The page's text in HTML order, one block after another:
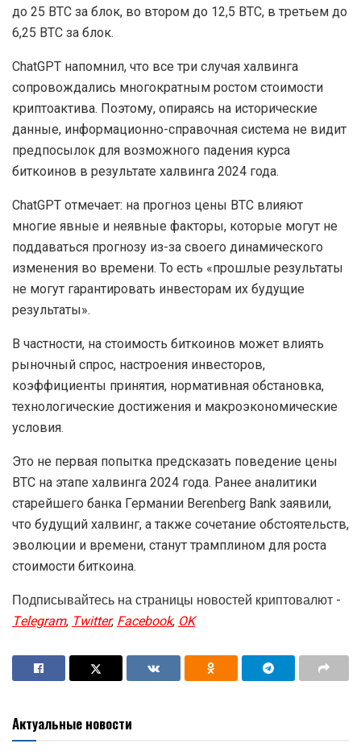
до 25 BTC за блок, во втором до 12,5 BTC, в третьем до
6,25 BTC за блок.
ChatGPT напомнил, что все три случая халвинга
сопровождались многократным ростом стоимости
криптоактива. Поэтому, опираясь на исторические
данные, информационно-справочная система не видит
предпосылок для возможного падения курса
биткоинов в результате халвинга 2024 года.
ChatGPT отмечает: на прогноз цены BTC влияют
многие явные и неявные факторы, которые могут не
поддаваться прогнозу из-за своего динамического
изменения во времени. То есть «прошлые результаты
не могут гарантировать инвесторам их будущие
результаты».
В частности, на стоимость биткоинов может влиять
рыночный спрос, настроения инвесторов,
коэффициенты принятия, нормативная обстановка,
технологические достижения и макроэкономические
условия.
Это не первая попытка предсказать поведение цены
ВТС на этапе халвинга 2024 года. Ранее аналитики
старейшего банка Германии Berenberg Bank заявили,
что будущий халвинг, а также сочетание обстоятельств,
эволюции и времени, станут трамплином для роста
стоимости биткоина.
Подписывайтесь на страницы новостей криптовалют -
Telegram, Twitter, Facebook, OK
Актуальные новости